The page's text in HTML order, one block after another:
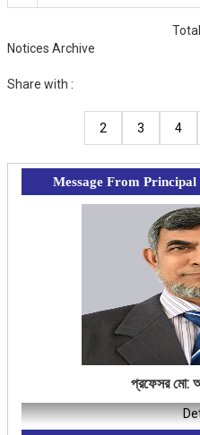
Notices Archive
Share with :
2 3 4
Message From Principal
প্রফেসর মো: